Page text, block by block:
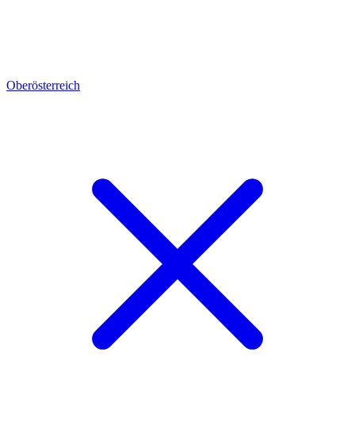
Oberösterreich